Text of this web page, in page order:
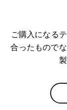
ご購入になる
合ったもので